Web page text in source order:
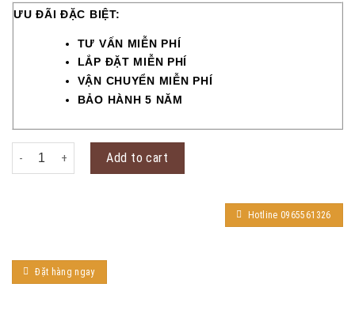
ƯU ĐÃI ĐẶC BIỆT:
TƯ VẤN MIỄN PHÍ
LẮP ĐẶT MIỄN PHÍ
VẬN CHUYỂN MIỄN PHÍ
BẢO HÀNH 5 NĂM
Khóa Cửa Chính KADOL KD-FP29 quantity
Add to cart
Hotline 0965561326
Đặt hàng ngay